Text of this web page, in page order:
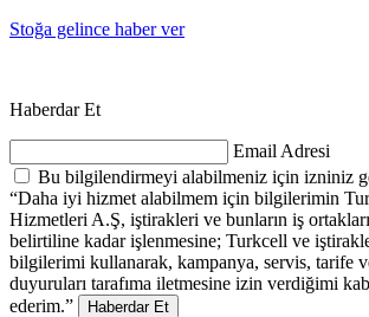
Stoğa gelince haber ver
Haberdar Et
Email Adresi
Bu bilgilendirmeyi alabilmeniz için izniniz
“Daha iyi hizmet alabilmem için bilgilerimin
Hizmetleri A.Ş, iştirakleri ve bunların iş
belirtiline kadar işlenmesine; Turkcell ve
bilgilerimi kullanarak, kampanya, servis, tarife
duyuruları tarafıma iletmesine izin verdiğimi
ederim.”
Haberdar Et